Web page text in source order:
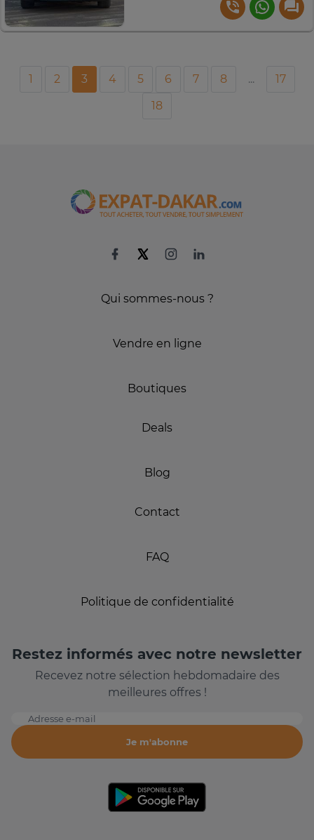
1 2 3 4 5 6 7 8 ...
17
18
Qui sommes-nous ?
Vendre en ligne
Boutiques
Deals
Blog
Contact
FAQ
Politique de confidentialité
Restez informés avec notre newsletter
Recevez notre sélection hebdomadaire des
meilleures offres !
Adresse e-mail
Je m'abonne